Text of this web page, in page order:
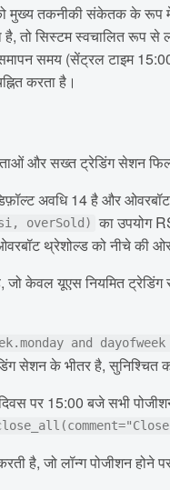
मुख्य तकनीकी संकेतक के
तो सिस्टम स्वचालित रूप
समय (सेंट्रल टाइम
करता है।
और सख्त ट्रेडिंग सेशन
अवधि 14 है और
overSold)
का उपयोग
थ्रेशोल्ड को नीचे की ओर
केवल यूएस नियमित
and
सेशन के भीतर है,
पर 15:00 बजे सभी
है, जो लॉन्ग पोजीशन होने